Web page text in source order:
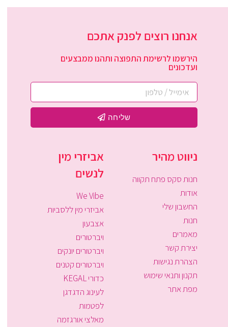
אנחנו רוצים לפנק אתכם
הירשמו לרשימת התפוצה ותהנו ממבצעים
ועדכונים
שליחה
ניווט מהיר
חנות סקס פתח תקווה
אודות
החשבון שלי
חנות
מאמרים
יצירת קשר
הצהרת נגישות
תקנון ותנאי שימוש
מפת אתר
אביזרי מין
לנשים
We Vibe
אביזרי מין ללסביות
אצבעון
ויברטורים
ויברטורים יונקים
ויברטורים קטנים
כדורי KEGAL
לעינוג הדגדגן
לפטמות
מאלצי אורגזמה